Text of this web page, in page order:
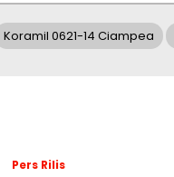
Koramil 0621-14 Ciampea
Pers Rilis